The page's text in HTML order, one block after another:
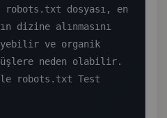
robots.txt dosyası, en
dizine alınmasını
ve organik
neden olabilir.
robots.txt Test